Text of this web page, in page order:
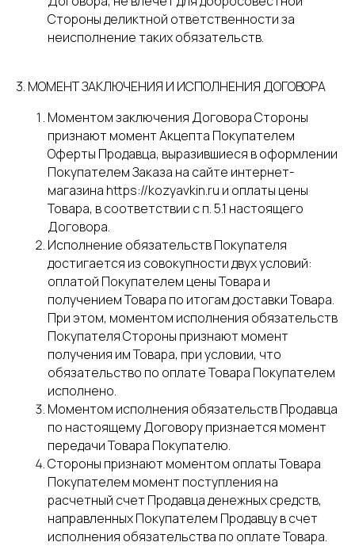
Стороны деликтной ответственности за
неисполнение таких обязательств.
3. МОМЕНТ ЗАКЛЮЧЕНИЯ И ИСПОЛНЕНИЯ ДОГОВОРА
Моментом заключения Договора Стороны
признают момент Акцепта Покупателем
Оферты Продавца, выразившиеся в оформлении
Покупателем Заказа на сайте интернет-
магазина https://kozyavkin.ru и оплаты цены
Товара, в соответствии с п. 5.1 настоящего
Договора.
Исполнение обязательств Покупателя
достигается из совокупности двух условий:
оплатой Покупателем цены Товара и
получением Товара по итогам доставки Товара.
При этом, моментом исполнения обязательств
Покупателя Стороны признают момент
получения им Товара, при условии, что
обязательство по оплате Товара Покупателем
исполнено.
Моментом исполнения обязательств Продавца
по настоящему Договору признается момент
передачи Товара Покупателю.
Стороны признают моментом оплаты Товара
Покупателем момент поступления на
расчетный счет Продавца денежных средств,
направленных Покупателем Продавцу в счет
исполнения обязательства по оплате Товара.